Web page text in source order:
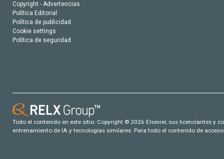
Copyright - Advertencias
Política Editorial
Política de publicidad
Cookie settings
Política de seguridad
Todo el contenido en este sitio: Copyright © 2026 Elsevier, sus licenciantes y
entrenamiento de IA y tecnologías similares. Para todo el contenido de